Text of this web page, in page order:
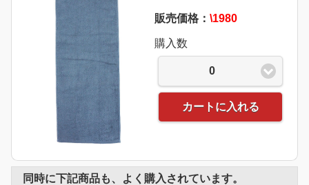
販売価格： \1980
購入数
0
カートに入れる
同時に下記商品も、よく購入されています。